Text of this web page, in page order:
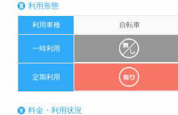
利用形態
利用車種 自転車
一時利用
定期利用
料金・利用状況